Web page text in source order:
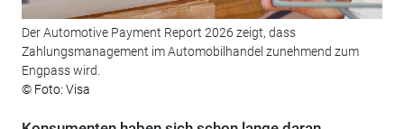
Der Automotive Payment Report 2026 zeigt, dass
Zahlungsmanagement im Automobilhandel zunehmend zum
Engpass wird.
© Foto: Visa